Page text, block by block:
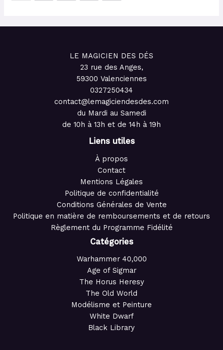
LE MAGICIEN DES DÉS
23 rue des Anges,
59300 Valenciennes
0327250434
contact@lemagiciendesdes.com
du Mardi au Samedi
de 10h à 13h et de 14h à 19h
Liens utiles
À propos
Contact
Mentions Légales
Politique de confidentialité
Conditions Générales de Vente
Politique en matière de remboursements et de retours
Règlement du Programme Fidélité
Catégories
Warhammer 40,000
Age of Sigmar
The Horus Heresy
The Old World
Modélisme et Peinture
White Dwarf
Black Library